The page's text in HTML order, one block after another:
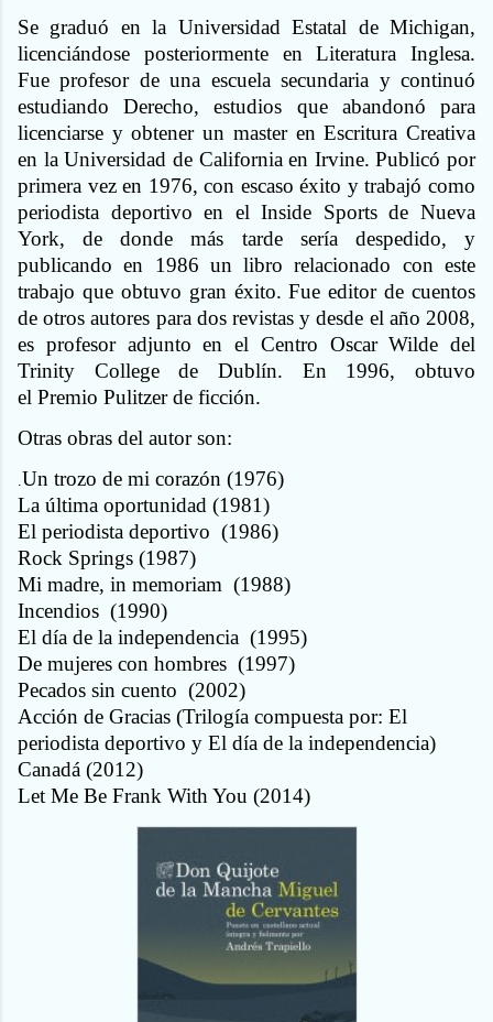
Se graduó en la Universidad Estatal de Michigan,
licenciándose posteriormente en Literatura Inglesa.
Fue profesor de una escuela secundaria y continuó
estudiando Derecho, estudios que abandonó para
licenciarse y obtener un master en Escritura Creativa
en la Universidad de California en Irvine. Publicó por
primera vez en 1976, con escaso éxito y trabajó como
periodista deportivo en el Inside Sports de Nueva
York, de donde más tarde sería despedido, y
publicando en 1986 un libro relacionado con este
trabajo que obtuvo gran éxito. Fue editor de cuentos
de otros autores para dos revistas y desde el año 2008,
es profesor adjunto en el Centro Oscar Wilde del
Trinity College de Dublín. En 1996, obtuvo
el Premio Pulitzer de ficción.
Otras obras del autor son:
.Un trozo de mi corazón (1976)
La última oportunidad (1981)
El periodista deportivo (1986)
Rock Springs (1987)
Mi madre, in memoriam (1988)
Incendios (1990)
El día de la independencia (1995)
De mujeres con hombres (1997)
Pecados sin cuento (2002)
Acción de Gracias (Trilogía compuesta por: El
periodista deportivo y El día de la independencia)
Canadá (2012)
Let Me Be Frank With You (2014)